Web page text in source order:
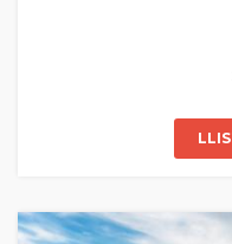
ciutats i pobles que han
la